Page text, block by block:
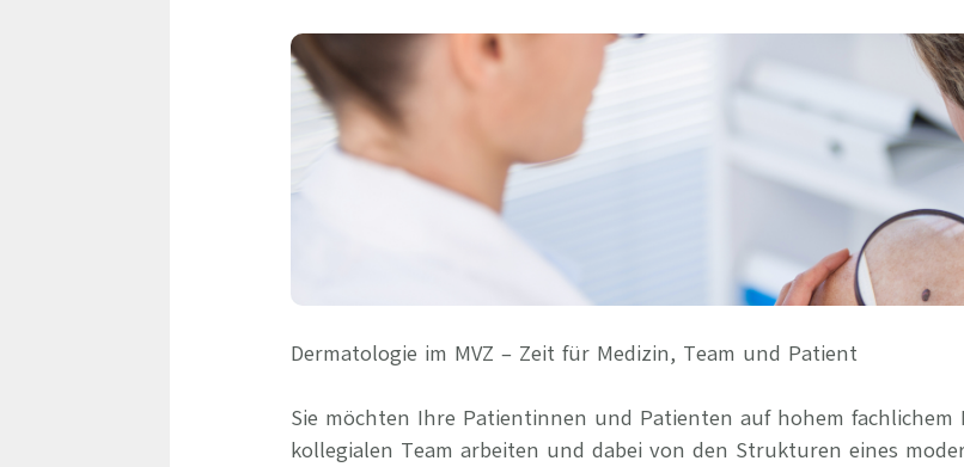
Dermatologie im MVZ – Zeit für Medizin, Team und Patient
Sie möchten Ihre Patientinnen und Patienten auf hohem fachlichem
kollegialen Team arbeiten und dabei von den Strukturen eines